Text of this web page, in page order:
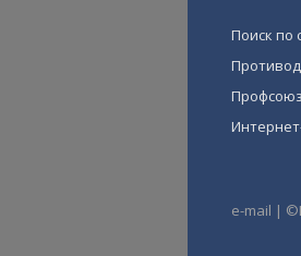
Поиск по
Профсоюз
e-mail |